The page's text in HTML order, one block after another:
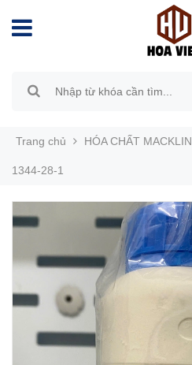
Trang chủ HÓA CHẤT MACKLIN
1344-28-1